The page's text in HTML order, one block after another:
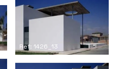
Ref: 1426_13